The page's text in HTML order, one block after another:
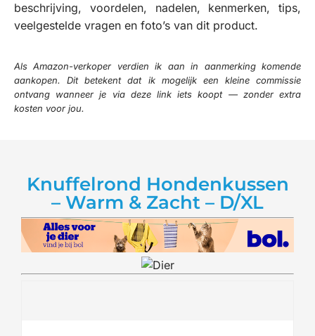
beschrijving, voordelen, nadelen, kenmerken, tips,
veelgestelde vragen en foto’s van dit product.
Als Amazon-verkoper verdien ik aan in aanmerking komende
aankopen. Dit betekent dat ik mogelijk een kleine commissie
ontvang wanneer je via deze link iets koopt — zonder extra
kosten voor jou.
Knuffelrond Hondenkussen
– Warm & Zacht – D/XL